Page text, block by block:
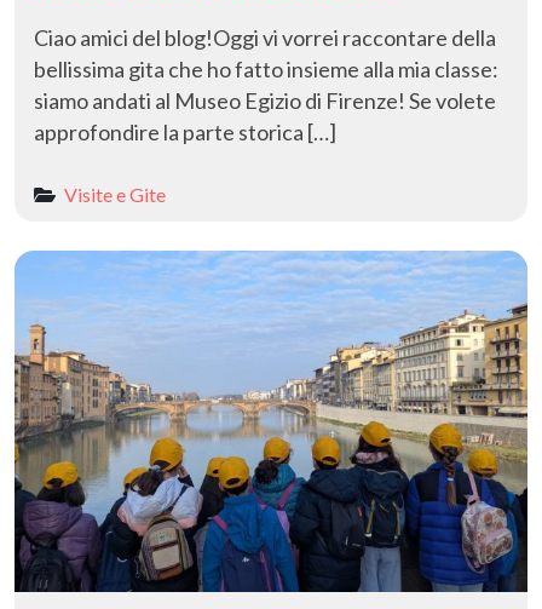
​Ciao amici del blog!Oggi vi vorrei raccontare della
bellissima gita che ho fatto insieme alla mia classe:
siamo andati al Museo Egizio di Firenze! Se volete
approfondire la parte storica […]
Visite e Gite